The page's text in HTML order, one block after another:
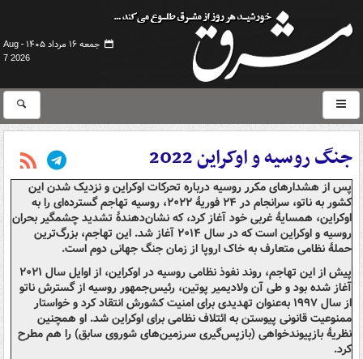
جمعه ۱۶ مرداد ۱۴۰۵ -
Aug
7 2026
جنگ روسیه و اوکراین 2022
پس از هشدارهای مکرر روسیه درباره تحرکات اوکراین و نزدیک شدن این
کشور به ناتو، سرانجام در ۲۴ فوریهٔ ۲۰۲۲، روسیه تهاجم گسترده‌ای را به
اوکراین، همسایهٔ غربی خود آغاز کرد، که نشان‌دهندهٔ تشدید چشمگیر بحران
روسیه و اوکراین است که در سال ۲۰۱۴ آغاز شد. این تهاجم، بزرگ‌ترین
حملهٔ نظامی متعارف به خاک اروپا از زمان جنگ جهانی دوم است.
پیش از این تهاجم، روند نفوذ نظامی روسیه در اوکراین، از اوایل سال ۲۰۲۱
آغاز شده بود و طی آن ولادیمیر پوتین، رئیس‌جمهور روسیه از گسترش ناتو
از سال ۱۹۹۷ به‌عنوان تهدیدی برای امنیت کشورش انتقاد کرد و خواستار
ممنوعیت قانونی پیوستن به ائتلاف نظامی برای اوکراین شد. او همچنین
نظریهٔ بازپیوندخواهی (بازپس‌گیری سرزمین‌های شوروی سابق) را هم مطرح
کرد.